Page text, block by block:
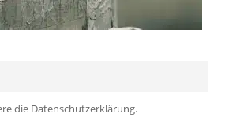
die Datenschutzerklärung.